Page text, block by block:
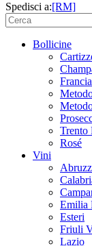
Spedisci a:[RM]
Bollicine
Trento
Rosé
Vini
Emilia
Esteri
Friuli
Lazio